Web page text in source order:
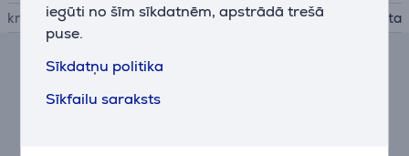
iegūti no šīm sīkdatnēm, apstrādā trešā
puse.
Sīkdatņu politika
Sīkfailu saraksts
krāsa
balta
Līzinga un nomas kalkulators